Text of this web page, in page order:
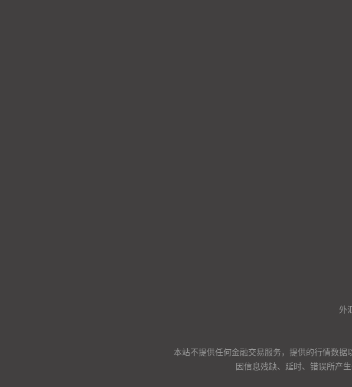
外
本站不提供任何金融交易服务，提供的行情数据
因信息残缺、延时、错误所产